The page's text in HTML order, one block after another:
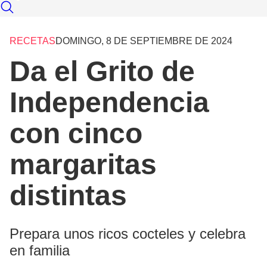
RECETASDOMINGO, 8 DE SEPTIEMBRE DE 2024
Da el Grito de
Independencia
con cinco
margaritas
distintas
Prepara unos ricos cocteles y celebra
en familia